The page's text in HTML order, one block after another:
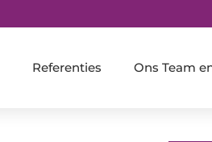
Referenties Ons Team